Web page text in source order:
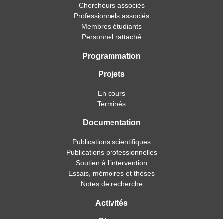
Chercheurs associés
Professionnels associés
Membres étudiants
Personnel rattaché
Programmation
Projets
En cours
Terminés
Documentation
Publications scientifiques
Publications professionnelles
Soutien à l’intervention
Essais, mémoires et thèses
Notes de recherche
Activités